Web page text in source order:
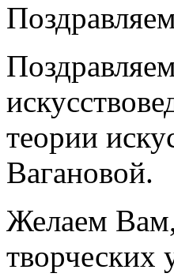
теории
Вагановой.
Желаем Вам,
творческих